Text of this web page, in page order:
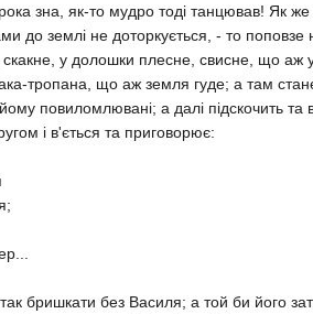
зна, як-то мудро тодi танцював! Як
до землi не доторкується, - то поповзе
скакне, у долошки плесне, свисне, що аж
тропана, що аж земля гуде; а там
повиломлюванi; а далi пiдскочить та
i в'ється та приговорює:
бришкати без Василя; а той би його